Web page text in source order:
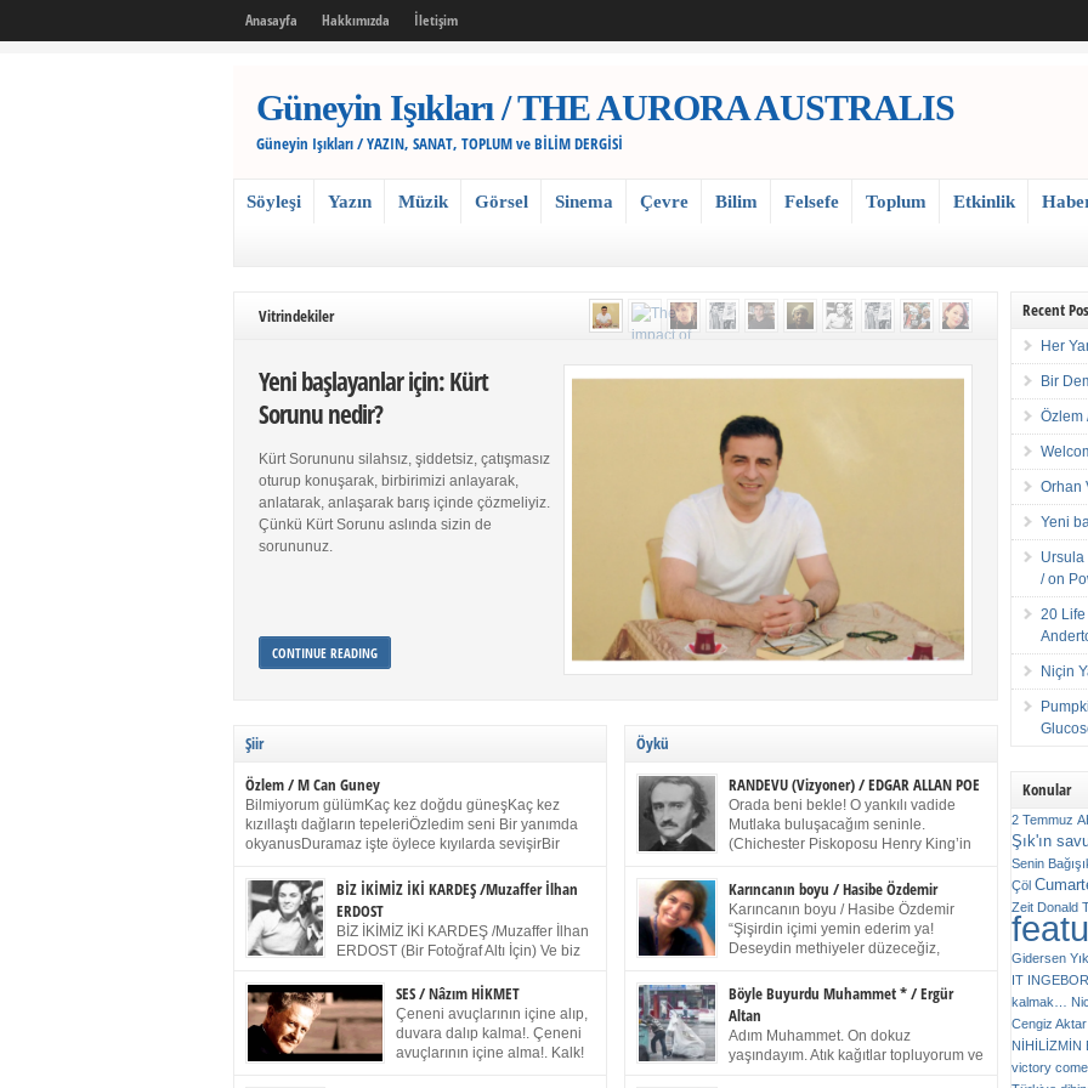
Anasayfa Hakkımızda İletişim
Güneyin Işıkları / THE AURORA AUSTRALIS
Güneyin Işıkları / YAZIN, SANAT, TOPLUM ve BİLİM DERGİSİ
Söyleşi Yazın Müzik Görsel Sinema Çevre Bilim Felsefe Toplum Etkinlik
Vitrindekiler
Yeni başlayanlar için: Kürt
Sorunu nedir?
Kürt Sorununu silahsız, şiddetsiz, çatışmasız
oturup konuşarak, birbirimizi anlayarak,
anlatarak, anlaşarak barış içinde çözmeliyiz.
Çünkü Kürt Sorunu aslında sizin de
sorununuz.
CONTINUE READING
Şiir
Özlem / M Can Guney
Bilmiyorum gülümKaç kez doğdu güneşKaç kez
kızıllaştı dağların tepeleriÖzledim seni Bir yanımda
okyanusDuramaz işte öylece kıyılarda sevişirBir
dururSokulur yalnızlığıma kokun olur Gözlerim bir
buruk gülümsemeDudağımda buğusu
öpüşlerinGeceler boyuÖzledim seni 2004 Haziran
Sydney / Toplumsal Kaynak / Memduh Güney
BİZ İKİMİZ İKİ KARDEŞ /Muzaffer İlhan
ERDOST
BİZ İKİMİZ İKİ KARDEŞ /Muzaffer İlhan
ERDOST (Bir Fotoğraf Altı İçin) Ve biz
Duracağız Fotoğrafımızda durduğumuz gibi Benim
ellerimde kelepçe Yüzümde yapay bir gülüş
(Kelepçeyi yadırgamanın gülüşü belki İlk kez olduğu
için Sonra alıştım Ve unuttum sonra kelepçeyi
SES / Nâzım HİKMET
Çeneni avuçlarının içine alıp,
duvara dalıp kalma!. Çeneni
avuçlarının içine alma!. Kalk!
Öykü
RANDEVU (Vizyoner) / EDGAR ALLAN POE
Orada beni bekle! O yankılı vadide
Mutlaka buluşacağım seninle.
(Chichester Piskoposu Henry King’in
Talihsiz ve gizemli adam! – Sen ki kendi hayal
gücünün parlaklığıyla afalladın, gençliğinin alevleri
arasına düştün! Hayalimde seni tekrar görüyorum!
Bir kez daha önümde duruyor siluetin! – Olduğun –
ah olduğun gibi değil soğuk vadide ve gölgelerin […]
Karıncanın boyu / Hasibe Özdemir
Karıncanın boyu / Hasibe Özdemir
“Şişirdin içimi yemin ederim ya!
Deseydin methiyeler düzeceğiz,
titriyor. “Sana gel demedim kızım.” diyorum sakince.
“Takıldın peşime madem, ne duyarsan
katlanacaksın.” Bir sigara yakıyor. Başını yana yatırıp,
bezmiş annelerin yılgın bakışıyla süzüyor beni.
Kaşlarımı kaldırıp ona bakıyorum ben de. Pes ediyor.
Böyle Buyurdu Muhammet * / Ergür
Altan
Adım Muhammet. On dokuz
yaşındayım. Atık kağıtlar topluyorum ve
Recent
Her
Bir
Özlem
Orhan
Yeni
Ursula
/ on
20
Niçin
Konular
2 Temmuz
Şık'ın
Senin
Çöl
Zeit Donald
Gidersen
IT
kalmak…
Cengiz Aktar
NİHİLİZMİN
victory